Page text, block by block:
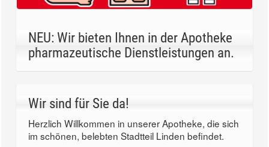
NEU: Wir bieten Ihnen in der Apotheke
pharmazeutische Dienstleistungen an.
Wir sind für Sie da!
Herzlich Willkommen in unserer Apotheke, die sich
im schönen, belebten Stadtteil Linden befindet.